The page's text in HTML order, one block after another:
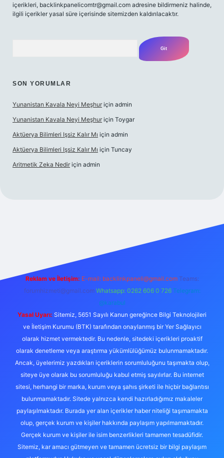
içerikleri, backlinkpanelicomtr@gmail.com adresine bildirmeniz halinde,
ilgili içerikler yasal süre içerisinde sitemizden kaldırılacaktır.
SON YORUMLAR
Yunanistan Kavala Neyi Meşhur için admin
Yunanistan Kavala Neyi Meşhur için Toygar
Aktüerya Bilimleri Işsiz Kalır Mı için admin
Aktüerya Bilimleri Işsiz Kalır Mı için Tuncay
Aritmetik Zeka Nedir için admin
Reklam ve İletişim: E-mail: backlinkpaneli@gmail.com Teams:
forumhizmeti@gmail.com Whatsapp: 0262 606 0 726 Telegram:
@karabul
Yasal Uyarı: Sitemiz, 5651 Sayılı Kanun gereğince Bilgi Teknolojileri
ve İletişim Kurumu (BTK) tarafından onaylanmış bir Yer Sağlayıcı
olarak hizmet vermektedir. Bu nedenle, sitedeki içerikleri proaktif
olarak denetleme veya araştırma yükümlülüğümüz bulunmamaktadır.
Ancak, üyelerimiz yazdıkları içeriklerin sorumluluğunu taşımakta olup,
siteye üye olarak bu sorumluluğu kabul etmiş sayılırlar. Bu internet
sitesi, herhangi bir marka, kurum veya şahıs şirketi ile hiçbir bağlantısı
bulunmamaktadır. Sitede yalnızca kendi hazırladığımız makaleler
paylaşılmaktadır. Burada yer alan içerikler haber niteliği taşımamakta
olup, gerçek kurum ve kişiler hakkında paylaşım yapılmamaktadır.
Gerçek kurum ve kişiler ile isim benzerlikleri tamamen tesadüfidir.
Sitemiz, kar amacı gütmeyen ve tamamen ücretsiz bir bilgi paylaşım